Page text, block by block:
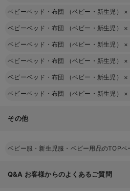
ベビーベッド・布団 （ベビー・新生児） ×
ベビーベッド・布団 （ベビー・新生児） ×
ベビーベッド・布団 （ベビー・新生児） ×
ベビーベッド・布団 （ベビー・新生児） ×
ベビーベッド・布団 （ベビー・新生児） ×
ベビーベッド・布団 （ベビー・新生児） ×
その他
ベビー服・新生児服・ベビー用品のTOPペ
Q&A お客様からのよくあるご質問